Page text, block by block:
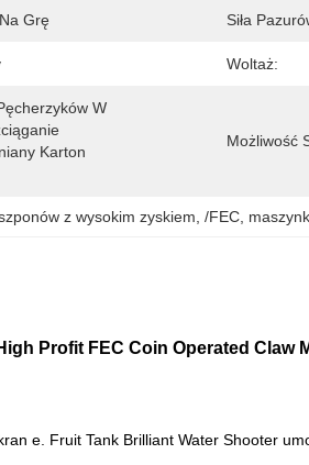
Grę Siła
Woltaż:
W
Karton
Możliwość
z wysokim zyskiem , /FEC
Profit FEC Coin Operated Claw
e. Fruit Tank Brilliant Water Shooter